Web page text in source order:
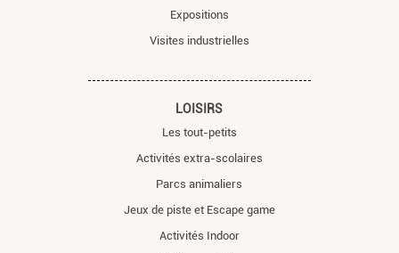
Expositions
Visites industrielles
LOISIRS
Les tout-petits
Activités extra-scolaires
Parcs animaliers
Jeux de piste et Escape game
Activités Indoor